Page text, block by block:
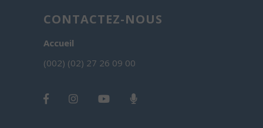
CONTACTEZ-NOUS
Accueil
(002) (02) 27 26 09 00